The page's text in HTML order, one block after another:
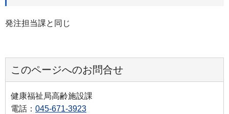
発注担当課と同じ
このページへのお問合せ
健康福祉局高齢施設課
電話： 045-671-3923